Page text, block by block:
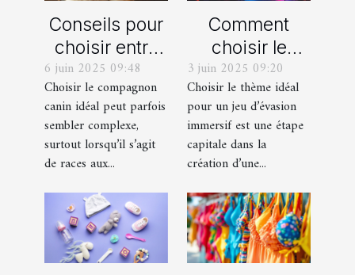
Conseils pour
choisir entre
un berger
blanc suisse
et un berger
américain
miniature
6 juin 2025 09:48
Choisir le compagnon
canin idéal peut parfois
sembler complexe,
surtout lorsqu’il s’agit
de races aux...
Comment
choisir le
thème parfait
pour votre
prochain jeu
d'évasion
immersif
3 juin 2025 09:20
Choisir le thème idéal
pour un jeu d’évasion
immersif est une étape
capitale dans la
création d’une...